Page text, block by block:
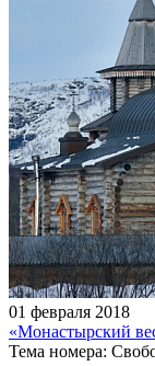
01 февраля 2018
«Монастырский
Тема номера: